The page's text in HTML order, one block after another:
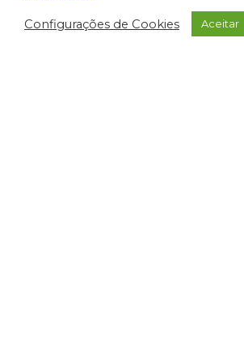
Configurações de Cookies Aceitar